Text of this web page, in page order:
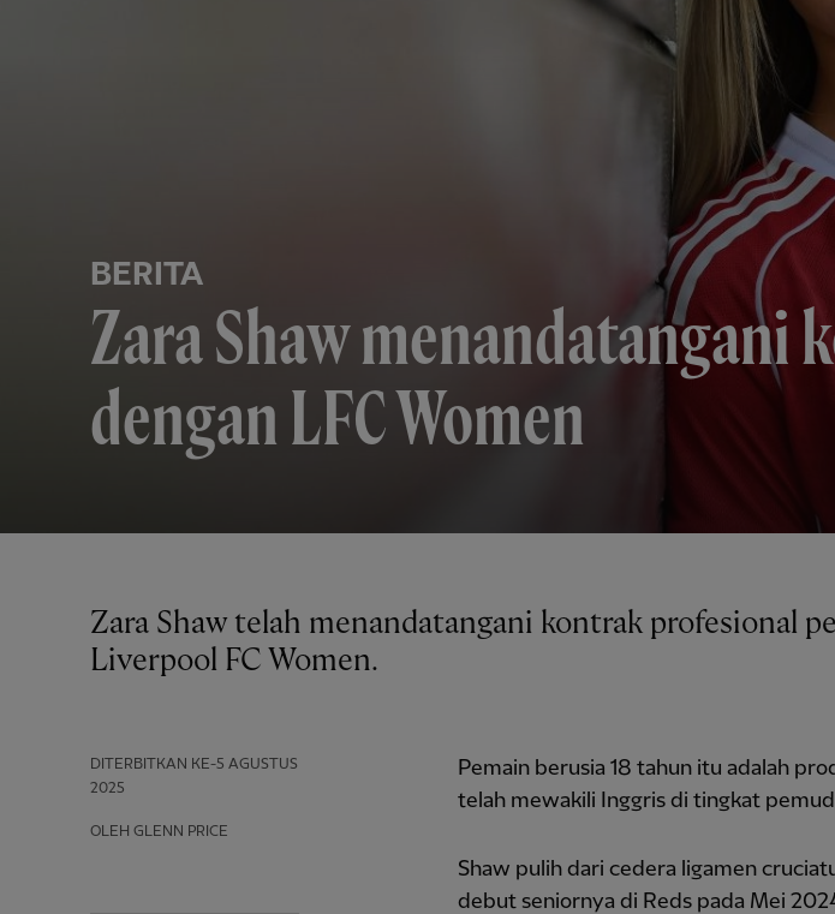
BERITA
Zara Shaw
dengan LFC Women
DITERBITKAN KE-5 AGUSTUS
2025
OLEH GLENN PRICE
Zara Shaw telah menandatangani kontrak profesional pertamanya dengan
Liverpool FC Women.
Pemain berusia 18 tahun itu adalah
telah mewakili Inggris di tingkat
Shaw pulih dari cedera ligamen
debut seniornya di Reds pada Mei